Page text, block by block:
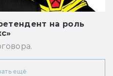
на роль
ещё